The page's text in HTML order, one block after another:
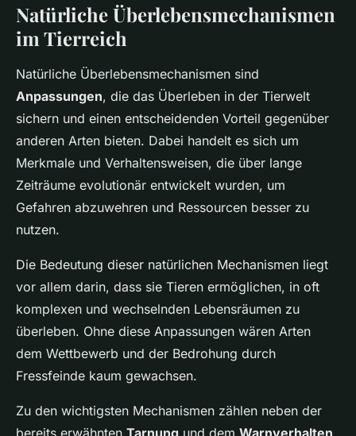
Natürliche Überlebensmechanismen
im Tierreich
Natürliche Überlebensmechanismen sind
Anpassungen, die das Überleben in der Tierwelt
sichern und einen entscheidenden Vorteil gegenüber
anderen Arten bieten. Dabei handelt es sich um
Merkmale und Verhaltensweisen, die über lange
Zeiträume evolutionär entwickelt wurden, um
Gefahren abzuwehren und Ressourcen besser zu
nutzen.
Die Bedeutung dieser natürlichen Mechanismen liegt
vor allem darin, dass sie Tieren ermöglichen, in oft
komplexen und wechselnden Lebensräumen zu
überleben. Ohne diese Anpassungen wären Arten
dem Wettbewerb und der Bedrohung durch
Fressfeinde kaum gewachsen.
Zu den wichtigsten Mechanismen zählen neben der
bereits erwähnten Tarnung und dem Warnverhalten